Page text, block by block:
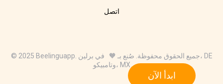
ابدأ الآن
اتصل
© 2025 Beelinguapp. جميع الحقوق محفوظة. صُنع بـ 🧡 في برلين، DE
وتامبيكو، MX